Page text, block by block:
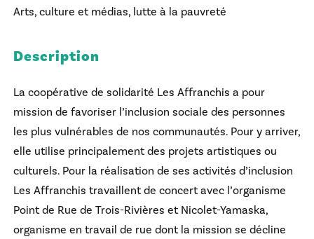
Arts, culture et médias, lutte à la pauvreté
Description
La coopérative de solidarité Les Affranchis a pour
mission de favoriser l’inclusion sociale des personnes
les plus vulnérables de nos communautés. Pour y arriver,
elle utilise principalement des projets artistiques ou
culturels. Pour la réalisation de ses activités d’inclusion
Les Affranchis travaillent de concert avec l’organisme
Point de Rue de Trois-Rivières et Nicolet-Yamaska,
organisme en travail de rue dont la mission se décline